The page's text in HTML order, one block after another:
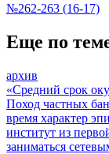
№262-263 (16-17)
Еще по
архив
«Средний срок
Поход частных
время характер
институт из
заниматься